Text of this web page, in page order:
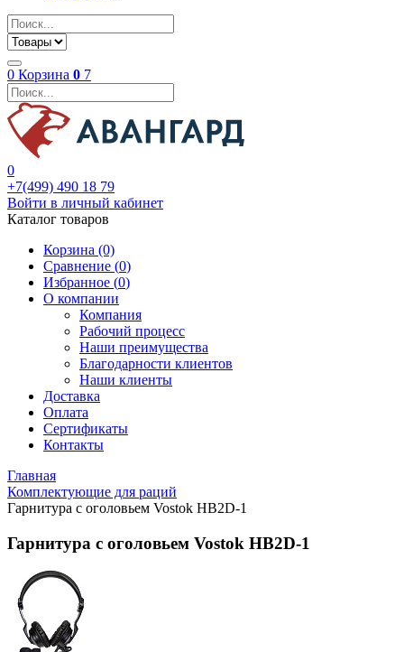
0 Корзина 0 7
0
+7(499) 490 18 79
Войти в личный кабинет
Каталог товаров
Корзина (0)
Сравнение (0)
Избранное (0)
О компании
Компания
Рабочий процесс
Наши преимущества
Благодарности клиентов
Наши клиенты
Доставка
Оплата
Сертификаты
Контакты
Главная
Комплектующие для раций
Гарнитура с оголовьем Vostok HB2D-1
Гарнитура с оголовьем Vostok HB2D-1